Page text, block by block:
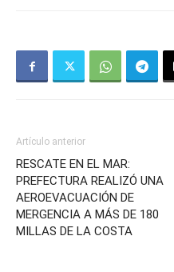
Artículo anterior
RESCATE EN EL MAR:
PREFECTURA REALIZÓ UNA
AEROEVACUACIÓN DE
MERGENCIA A MÁS DE 180
MILLAS DE LA COSTA